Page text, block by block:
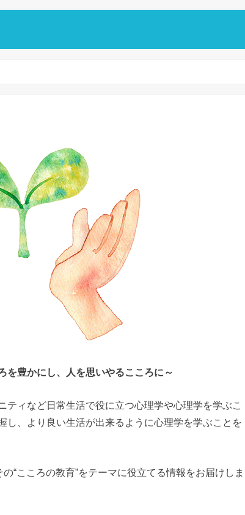
を豊かにし、人を思いやるこころに～
ティなど日常生活で役に立つ心理学や心理学を学ぶこ
し、より良い生活が出来るように心理学を学ぶことを
“こころの教育”をテーマに役立てる情報をお届けしま